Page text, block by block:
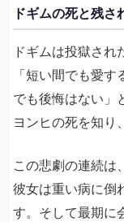
ドギムの死と残さ
ドギムは投獄さ
「短い間でも愛
でも後悔はない」
ヨンヒの死を知り
この悲劇の連続は
彼女は重い病に倒
す。そして最期に